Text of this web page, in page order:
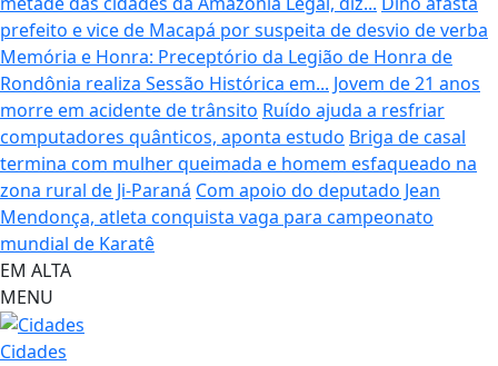
prefeito e vice de Macapá por suspeita de desvio de verba
Memória e Honra: Preceptório da Legião de Honra de
Rondônia realiza Sessão Histórica em... Jovem de 21 anos
morre em acidente de trânsito Ruído ajuda a resfriar
computadores quânticos, aponta estudo Briga de casal
termina com mulher queimada e homem esfaqueado na
zona rural de Ji-Paraná Com apoio do deputado Jean
Mendonça, atleta conquista vaga para campeonato
mundial de Karatê
EM ALTA
MENU
Cidades